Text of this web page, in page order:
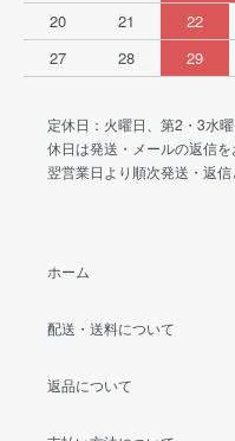
20
21 22
27
28 29
定休日：火曜日、第2・3水
休日は発送・メールの返信を
翌営業日より順次発送・返信
ホーム
配送・送料について
返品について